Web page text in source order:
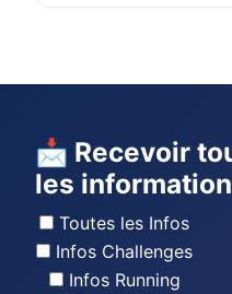
📩 Recevoir
les
Toutes les Infos
Infos Challenges
Infos Running